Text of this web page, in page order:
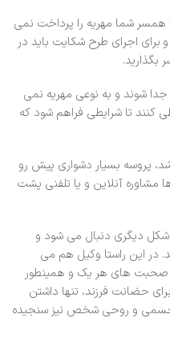
همسر شما مهریه را پرداخت نمی
اجرای طرح شکایت باید در
بگذارید.
شوند و به نوعی مهریه نمی
کنند تا شرایطی فراهم شود که
پروسه بسیار دشواری پیش رو
مشاوره آنلاین و یا تلفنی پشت
دیگری دنبال می شود و
در این راستا وکیل هم می
و صحبت های هر یک و همینطور
حضانت فرزند، تنها داشتن
و روحی شخص نیز سنجیده